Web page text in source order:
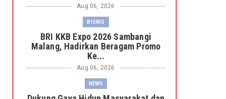
Aug 06, 2026
BISNIS
BRI KKB Expo 2026 Sambangi
Malang, Hadirkan Beragam Promo
Ke...
Aug 06, 2026
NEWS